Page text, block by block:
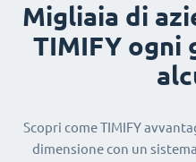
Migliaia di
TIMIFY ogni
Scopri come TIMIFY
dimensione con un